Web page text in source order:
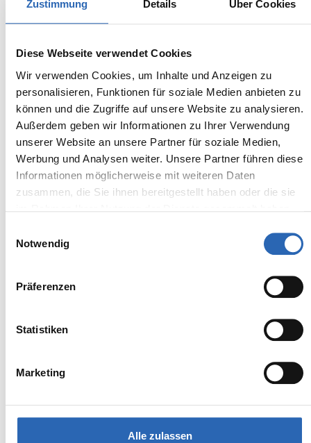
Zustimmung Details Über Cookies
Diese Webseite verwendet Cookies
Wir verwenden Cookies, um Inhalte und Anzeigen zu
personalisieren, Funktionen für soziale Medien anbieten zu
können und die Zugriffe auf unsere Website zu analysieren.
Außerdem geben wir Informationen zu Ihrer Verwendung
unserer Website an unsere Partner für soziale Medien,
Werbung und Analysen weiter. Unsere Partner führen diese
Informationen möglicherweise mit weiteren Daten
zusammen, die Sie ihnen bereitgestellt haben oder die sie
Notwendig
Präferenzen
Statistiken
Marketing
Alle zulassen
320i
inkl. MwSt.
5 Sitze
8 Gänge
Kraftstoffverbrauch kombiniert:
1 l/100km (WLTP)
-Emissionen kombiniert: